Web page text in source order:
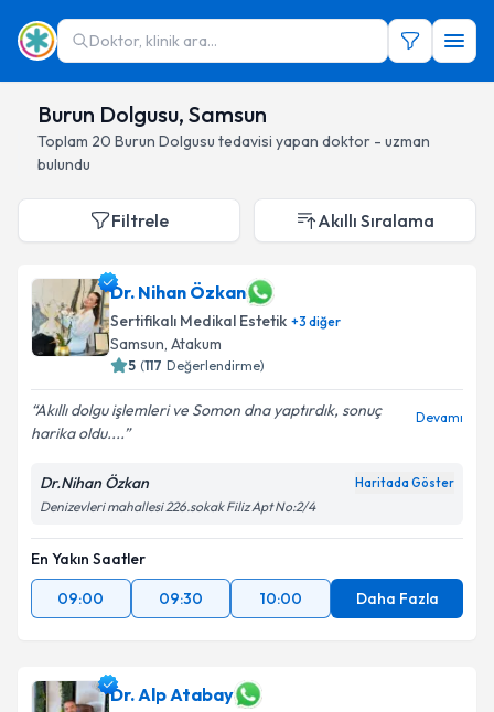
Doktor, klinik ara...
Burun Dolgusu, Samsun
Toplam 20 Burun Dolgusu tedavisi yapan doktor - uzman
bulundu
Filtrele Akıllı Sıralama
Dr. Nihan Özkan
Sertifikalı Medikal Estetik +3 diğer
Samsun, Atakum
5 (117 Değerlendirme)
Akıllı dolgu işlemleri ve Somon dna yaptırdık, sonuç
harika oldu....
Devamı
Dr.Nihan Özkan Haritada Göster
Denizevleri mahallesi 226.sokak Filiz Apt No:2/4
En Yakın Saatler
09:00
09:30 10:00 Daha Fazla
Dr. Alp Atabay